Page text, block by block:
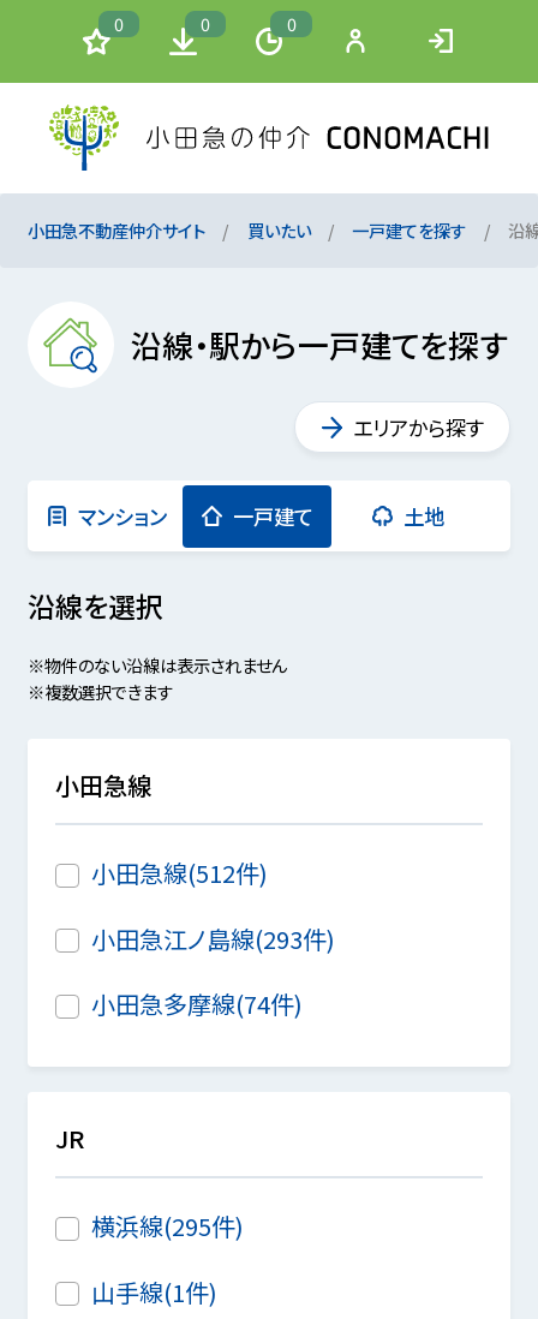
0 0 0
小田急不動産仲介サイト 買いたい 一戸建てを探す 沿
沿線・駅から一戸建てを探す
エリアから探す
マンション 一戸建て 土地
沿線を選択
※物件のない沿線は表示されません
※複数選択できます
小田急線
小田急線(512件)
小田急江ノ島線(293件)
小田急多摩線(74件)
JR
横浜線(295件)
山手線(1件)